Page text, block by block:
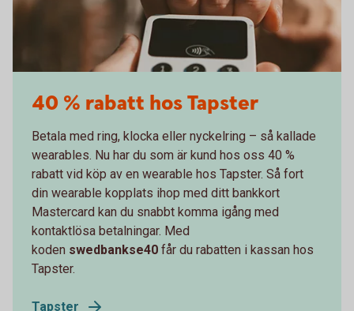
40 % rabatt hos Tapster
Betala med ring, klocka eller nyckelring – så kallade
wearables. Nu har du som är kund hos oss 40 %
rabatt vid köp av en wearable hos Tapster. Så fort
din wearable kopplats ihop med ditt bankkort
Mastercard kan du snabbt komma igång med
kontaktlösa betalningar. Med
koden swedbankse40 får du rabatten i kassan hos
Tapster.
Tapster